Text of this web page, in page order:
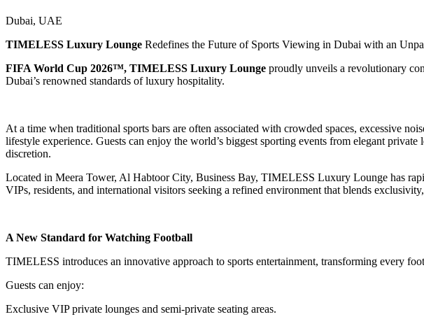
Dubai, UAE
TIMELESS Luxury Lounge Redefines the Future of Sports Viewing in Dubai with an
FIFA World Cup 2026™, TIMELESS Luxury Lounge proudly unveils a revolutionary
Dubai’s renowned standards of luxury hospitality.
At a time when traditional sports bars are often associated with crowded spaces, excessive
lifestyle experience. Guests can enjoy the world’s biggest sporting events from elegant
discretion.
Located in Meera Tower, Al Habtoor City, Business Bay, TIMELESS Luxury Lounge has
VIPs, residents, and international visitors seeking a refined environment that blends
A New Standard for Watching Football
TIMELESS introduces an innovative approach to sports entertainment, transforming every
Guests can enjoy:
Exclusive VIP private lounges and semi-private seating areas.